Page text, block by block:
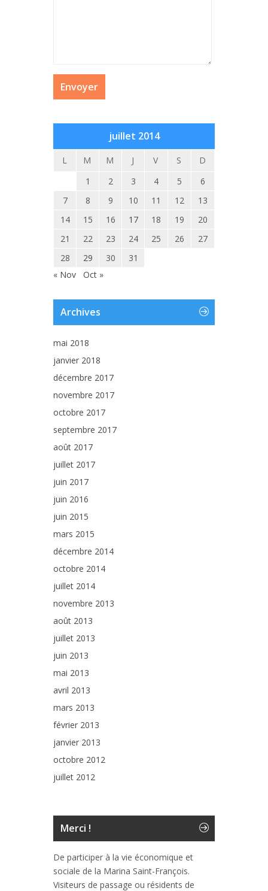
juillet 2014
L M M J V S
D
1
2 3 4 5
6
7
8 9 10 11 12
13
14
15 16 17 18 19
20
21
22 23 24 25 26
27
28
29 30
31
« Nov
Oct »
Archives
mai 2018
janvier 2018
décembre 2017
novembre 2017
octobre 2017
septembre 2017
août 2017
juillet 2017
juin 2017
juin 2016
juin 2015
mars 2015
décembre 2014
octobre 2014
juillet 2014
novembre 2013
août 2013
juillet 2013
juin 2013
mai 2013
avril 2013
mars 2013
février 2013
janvier 2013
octobre 2012
juillet 2012
Merci !
De participer à la vie économique et
sociale de la Marina Saint-François.
Visiteurs de passage ou résidents de